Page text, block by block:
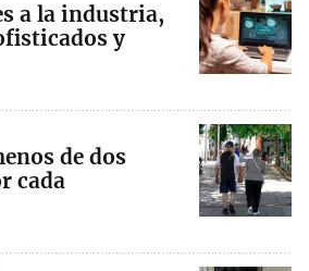
a la industria,
y
de dos
cada